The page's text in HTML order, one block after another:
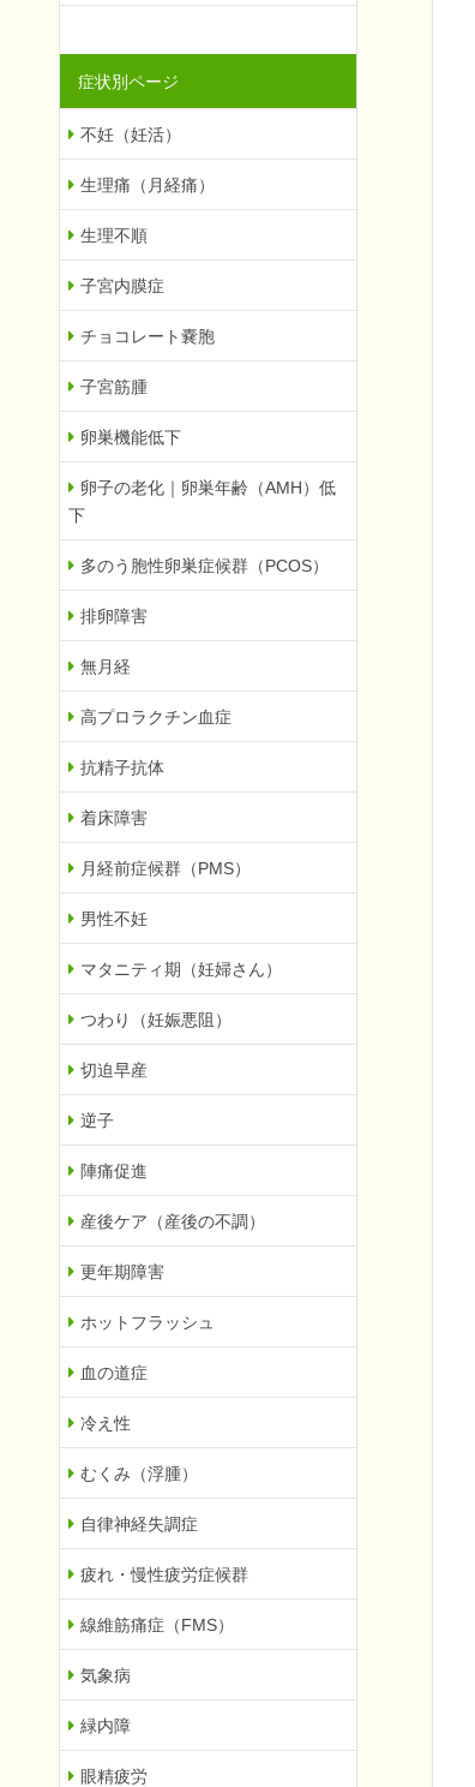
症状別ページ
不妊（妊活）
生理痛（月経痛）
生理不順
子宮内膜症
チョコレート嚢胞
子宮筋腫
卵巣機能低下
卵子の老化｜卵巣年齢（AMH）低
下
多のう胞性卵巣症候群（PCOS）
排卵障害
無月経
高プロラクチン血症
抗精子抗体
着床障害
月経前症候群（PMS）
男性不妊
マタニティ期（妊婦さん）
つわり（妊娠悪阻）
切迫早産
逆子
陣痛促進
産後ケア（産後の不調）
更年期障害
ホットフラッシュ
血の道症
冷え性
むくみ（浮腫）
自律神経失調症
疲れ・慢性疲労症候群
線維筋痛症（FMS）
気象病
緑内障
眼精疲労